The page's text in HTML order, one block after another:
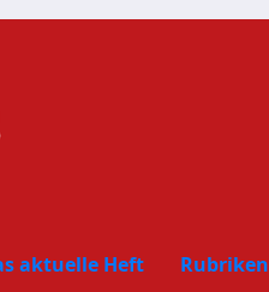
aktuelle Heft Rubriken